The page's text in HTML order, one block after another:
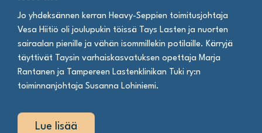
Jo yhdeksännen kerran Heavy-Seppien toimitusjohtaja
Vesa Hiitiö oli joulupukin töissä Tays Lasten ja nuorten
sairaalan pienille ja vähän isommillekin potilaille. Kärryjä
täyttivät Taysin varhaiskasvatuksen opettaja Marja
Rantanen ja Tampereen Lastenklinikan Tuki ry:n
toiminnanjohtaja Susanna Lohiniemi.
Lue lisää